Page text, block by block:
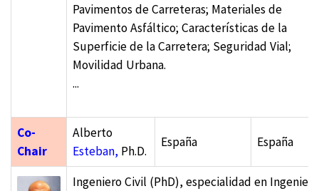
Pavimentos de Carreteras; Materiales de
Pavimento Asfáltico; Características de la
Superficie de la Carretera; Seguridad Vial;
Movilidad Urbana.
...
Co-
Chair
Alberto
Esteban, Ph.D.
España España
Ingeniero Civil (PhD), especialidad en